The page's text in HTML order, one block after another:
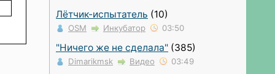
Лётчик-испытатель (10)
OSM Инкубатор 03:50
"Ничего же не сделала" (385)
Dimarikmsk Видео 03:49